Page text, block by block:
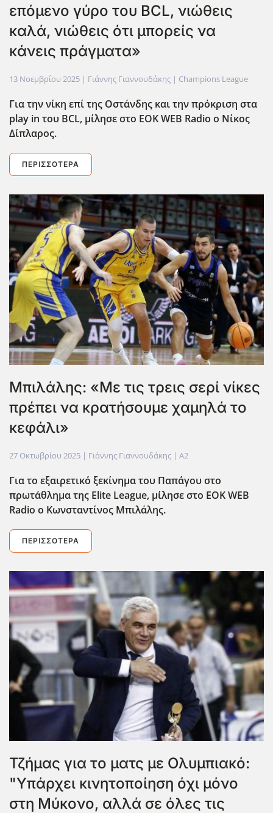
επόμενο γύρο του BCL, νιώθεις
καλά, νιώθεις ότι μπορείς να
κάνεις πράγματα»
13 Νοεμβρίου 2025 | Γιάννης Γιαννουδάκης | Champions League
Για την νίκη επί της Οστάνδης και την πρόκριση στα
play in του BCL, μίλησε στο EOKWEB Radio ο Νίκος
Δίπλαρος.
ΠΕΡΙΣΣΌΤΕΡΑ
Μπιλάλης: «Με τις τρεις σερί νίκες
πρέπει να κρατήσουμε χαμηλά το
κεφάλι»
27 Οκτωβρίου 2025 | Γιάννης Γιαννουδάκης | A2
Για το εξαιρετικό ξεκίνημα του Παπάγου στο
πρωτάθλημα της Elite League, μίλησε στο EOKWEB
Radio ο Κωνσταντίνος Μπιλάλης.
ΠΕΡΙΣΣΌΤΕΡΑ
Τζήμας για το ματς με Ολυμπιακό:
"Υπάρχει κινητοποίηση όχι μόνο
στη Μύκονο, αλλά σε όλες τις